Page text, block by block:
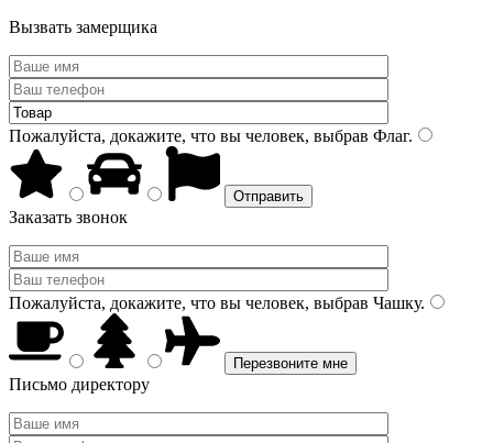
Вызвать замерщика
Пожалуйста, докажите, что вы человек, выбрав Флаг.
Заказать звонок
Пожалуйста, докажите, что вы человек, выбрав Чашку.
Письмо директору